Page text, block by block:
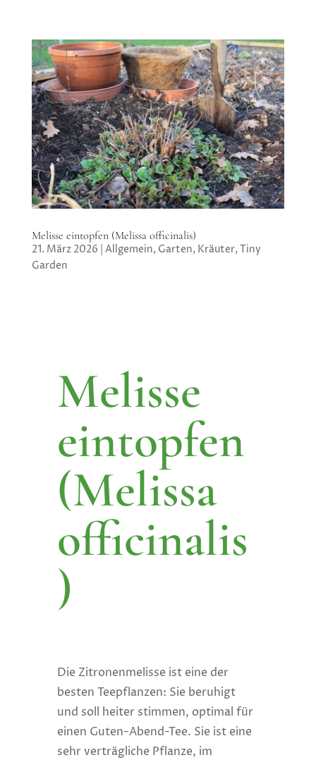
Melisse eintopfen (Melissa officinalis)
21. März 2026 Allgemein, Garten, Kräuter, Tiny
Garden
Melisse
eintopfen
(Melissa
officinalis
)
Die Zitronenmelisse ist eine der
besten Teepflanzen: Sie beruhigt
und soll heiter stimmen, optimal für
einen Guten-Abend-Tee. Sie ist eine
sehr verträgliche Pflanze, im